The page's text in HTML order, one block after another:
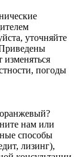
уточняйте
изменяться
погоды
нам или
способы
лизинг),